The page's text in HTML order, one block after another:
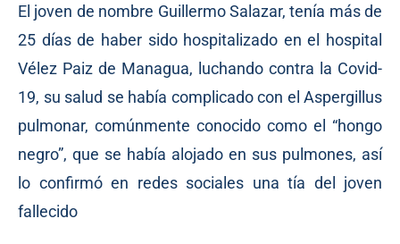
El joven de nombre Guillermo Salazar, tenía más de
25 días de haber sido hospitalizado en el hospital
Vélez Paiz de Managua, luchando contra la Covid-
19, su salud se había complicado con el Aspergillus
pulmonar, comúnmente conocido como el “hongo
negro”, que se había alojado en sus pulmones, así
lo confirmó en redes sociales una tía del joven
fallecido